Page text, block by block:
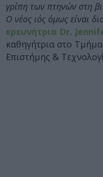
γρίπη των πτηνών στη
Ο νέος ιός όμως είναι
ερευνήτρια Dr.
καθηγήτρια στο
Επιστήμης &